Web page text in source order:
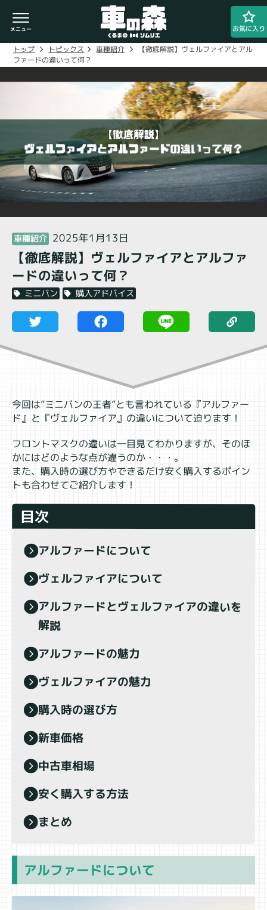
お気に入り
車検・整備のお問い合わせ
0800-080-1777
ご希望の店舗をタップしてください。
車の森
閉じる
トップ トピックス 車種紹介 【徹底解説】ヴェルファイアとアル
ファードの違いって何？
車種紹介 2025年1月13日
【徹底解説】ヴェルファイアとアルファ
ードの違いって何？
ミニバン 購入アドバイス
今回は”ミニバンの王者”とも言われている『アルファー
ド』と『ヴェルファイア』の違いについて迫ります！
フロントマスクの違いは一目見てわかりますが、そのほ
かにはどのような点が違うのか・・・。
また、購入時の選び方やできるだけ安く購入するポイン
トも合わせてご紹介します！
目次
アルファードについて
ヴェルファイアについて
アルファードとヴェルファイアの違いを
解説
アルファードの魅力
ヴェルファイアの魅力
購入時の選び方
新車価格
中古車相場
安く購入する方法
まとめ
アルファードについて